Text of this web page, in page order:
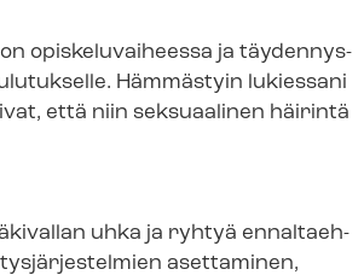
opiskeluvaiheessa ja täy­den­nys­
Hämmästyin lukiessani
että niin seksuaalinen häirintä
uhka ja ryhtyä en­nal­taeh­
asettaminen,